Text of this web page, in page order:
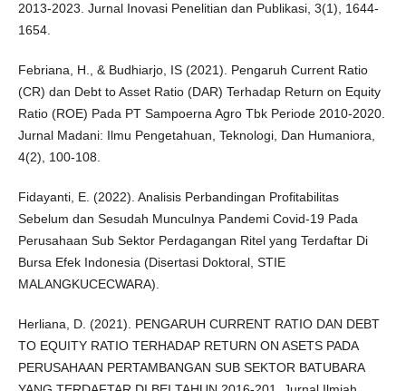
2013-2023. Jurnal Inovasi Penelitian dan Publikasi, 3(1), 1644-
1654.
Febriana, H., & Budhiarjo, IS (2021). Pengaruh Current Ratio
(CR) dan Debt to Asset Ratio (DAR) Terhadap Return on Equity
Ratio (ROE) Pada PT Sampoerna Agro Tbk Periode 2010-2020.
Jurnal Madani: Ilmu Pengetahuan, Teknologi, Dan Humaniora,
4(2), 100-108.
Fidayanti, E. (2022). Analisis Perbandingan Profitabilitas
Sebelum dan Sesudah Munculnya Pandemi Covid-19 Pada
Perusahaan Sub Sektor Perdagangan Ritel yang Terdaftar Di
Bursa Efek Indonesia (Disertasi Doktoral, STIE
MALANGKUCECWARA).
Herliana, D. (2021). PENGARUH CURRENT RATIO DAN DEBT
TO EQUITY RATIO TERHADAP RETURN ON ASETS PADA
PERUSAHAAN PERTAMBANGAN SUB SEKTOR BATUBARA